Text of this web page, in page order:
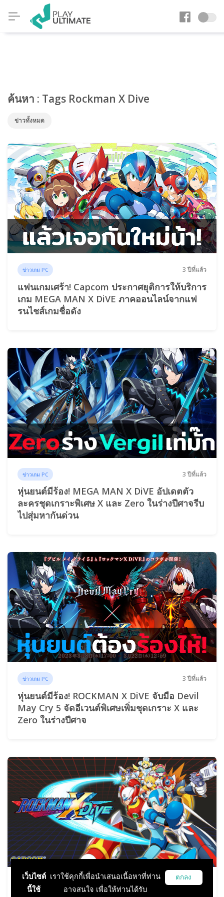
ค้นหา : Tags Rockman X Dive
ข่าวทั้งหมด
ข่าวเกม PC 3 ปีที่แล้ว
แฟนเกมเศร้า! Capcom ประกาศยุติการให้บริการ
เกม MEGA MAN X DiVE ภาคออนไลน์จากแฟ
รนไชส์เกมชื่อดัง
ข่าวเกม PC 3 ปีที่แล้ว
หุ่นยนต์มีร้อง! MEGA MAN X DiVE อัปเดตตัว
ละครชุดเกราะพิเศษ X และ Zero ในร่างปีศาจรีบ
ไปสุ่มหากันด่วน
ข่าวเกม PC 3 ปีที่แล้ว
หุ่นยนต์มีร้อง! ROCKMAN X DiVE จับมือ Devil
May Cry 5 จัดอีเวนต์พิเศษเพิ่มชุดเกราะ X และ
Zero ในร่างปีศาจ
ข่าวเกมมือถือ 7 ปีที่แล้ว
เว็บไซต์
นี้ใช้
เราใช้คุกกี้เพื่อนำเสนอเนื้อหาที่ท่าน
อาจสนใจ เพื่อให้ท่านได้รับ
ตกลง